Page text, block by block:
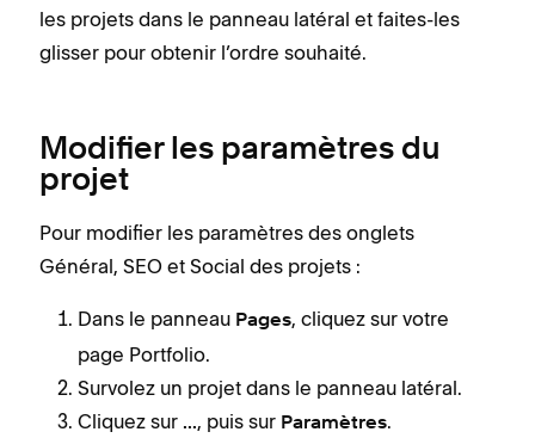
les projets dans le panneau latéral et faites-les
glisser pour obtenir l’ordre souhaité.
Modifier les paramètres du
projet
Pour modifier les paramètres des onglets
Général, SEO et Social des projets :
Dans le panneau Pages, cliquez sur votre
page Portfolio.
Survolez un projet dans le panneau latéral.
Cliquez sur ..., puis sur Paramètres.